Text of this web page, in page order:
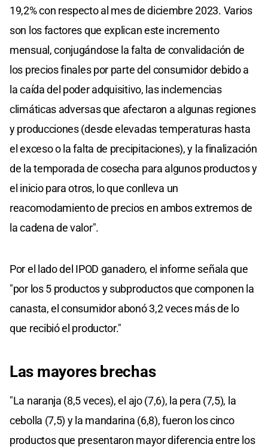
19,2% con respecto al mes de diciembre 2023. Varios
son los factores que explican este incremento
mensual, conjugándose la falta de convalidación de
los precios finales por parte del consumidor debido a
la caída del poder adquisitivo, las inclemencias
climáticas adversas que afectaron a algunas regiones
y producciones (desde elevadas temperaturas hasta
el exceso o la falta de precipitaciones), y la finalización
de la temporada de cosecha para algunos productos y
el inicio para otros, lo que conlleva un
reacomodamiento de precios en ambos extremos de
la cadena de valor".
Por el lado del IPOD ganadero, el informe señala que
"por los 5 productos y subproductos que componen la
canasta, el consumidor abonó 3,2 veces más de lo
que recibió el productor."
Las mayores brechas
"La naranja (8,5 veces), el ajo (7,6), la pera (7,5), la
cebolla (7,5) y la mandarina (6,8), fueron los cinco
productos que presentaron mayor diferencia entre los